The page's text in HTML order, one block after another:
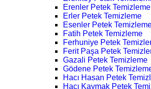
Erenler Petek Temizleme
Erler Petek Temizleme
Esenler Petek
Fatih Petek Temizleme
Ferhuniye Petek
Ferit Paşa Petek
Gazali Petek Temizleme
Gödene Petek
Hacı Hasan Petek
Hacı Kaymak Petek